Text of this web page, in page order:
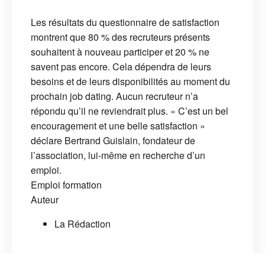
Les résultats du questionnaire de satisfaction
montrent que 80 % des recruteurs présents
souhaitent à nouveau participer et 20 % ne
savent pas encore. Cela dépendra de leurs
besoins et de leurs disponibilités au moment du
prochain job dating. Aucun recruteur n’a
répondu qu’il ne reviendrait plus. « C’est un bel
encouragement et une belle satisfaction »
déclare Bertrand Guislain, fondateur de
l’association, lui-même en recherche d’un
emploi.
Emploi formation
Auteur
La Rédaction